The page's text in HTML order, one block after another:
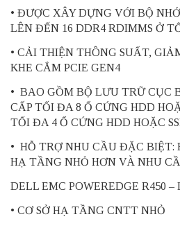
• ĐƯỢC XÂY DỰNG VỚI BỘ
LÊN ĐẾN 16 DDR4 RDIMMS Ở
• CẢI THIỆN THÔNG SUẤT,
KHE CẮM PCIE GEN4
• BAO GỒM BỘ LƯU TRỮ CỤC
CẤP TỐI ĐA 8 Ổ CỨNG HDD
TỐI ĐA 4 Ổ CỨNG HDD HOẶC
• HỖ TRỢ NHU CẦU ĐẶC BIỆT:
HẠ TẦNG NHỎ HƠN VÀ NHU
DELL EMC POWEREDGE R450
• CƠ SỞ HẠ TẦNG CNTT NHỎ